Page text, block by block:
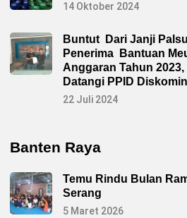
14 Oktober 2024
Buntut Dari Janji
Penerima Bantuan
Anggaran Tahun
Datangi PPID
22 Juli 2024
Banten Raya
Temu Rindu Bulan
Serang
5 Maret 2026